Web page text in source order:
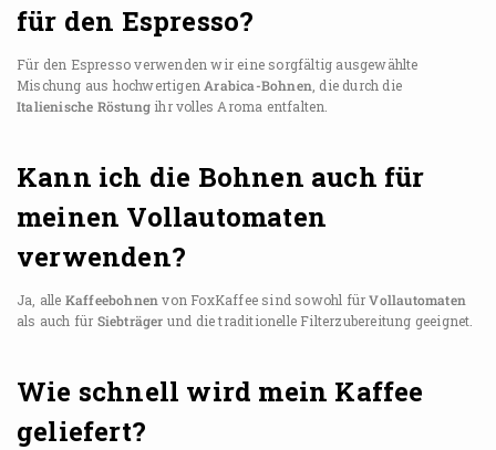
für den Espresso?
Für den Espresso verwenden wir eine sorgfältig ausgewählte
Mischung aus hochwertigen Arabica-Bohnen , die durch die
Italienische Röstung ihr volles Aroma entfalten.
Kann ich die Bohnen auch für
meinen Vollautomaten
verwenden?
Ja, alle Kaffeebohnen von FoxKaffee sind sowohl fürVollautomaten
als auch für Siebträger und die traditionelle Filterzubereitung geeignet.
Wie schnell wird mein Kaffee
geliefert?